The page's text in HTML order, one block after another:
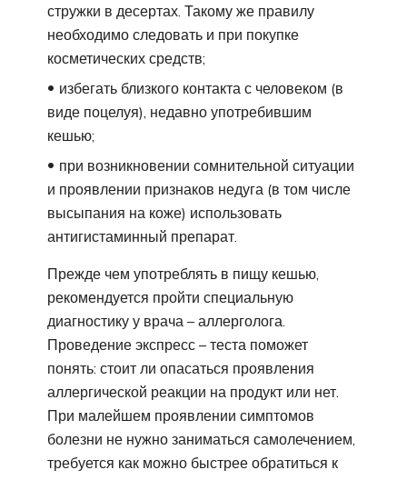
стружки в десертах. Такому же правилу
необходимо следовать и при покупке
косметических средств;
избегать близкого контакта с человеком (в
виде поцелуя), недавно употребившим
кешью;
при возникновении сомнительной ситуации
и проявлении признаков недуга (в том числе
высыпания на коже) использовать
антигистаминный препарат.
Прежде чем употреблять в пищу кешью,
рекомендуется пройти специальную
диагностику у врача – аллерголога.
Проведение экспресс – теста поможет
понять: стоит ли опасаться проявления
аллергической реакции на продукт или нет.
При малейшем проявлении симптомов
болезни не нужно заниматься самолечением,
требуется как можно быстрее обратиться к